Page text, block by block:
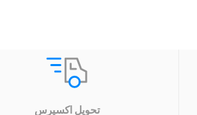
تحویل اکسپرس